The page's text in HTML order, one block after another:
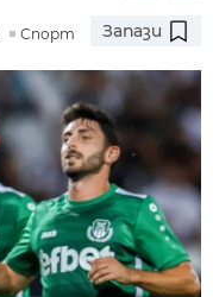
Спорт Запази